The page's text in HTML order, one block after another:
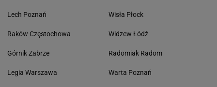
Lech Poznań
Raków Częstochowa
Górnik Zabrze
Legia Warszawa
Wisła Płock
Widzew Łódź
Radomiak Radom
Warta Poznań